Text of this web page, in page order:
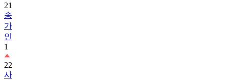
21
송
가
인
1
22
사